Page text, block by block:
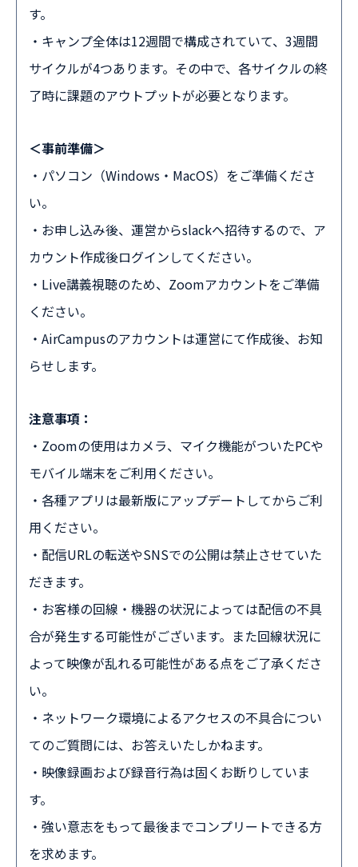
す。
・キャンプ全体は12週間で構成されていて、3週間
サイクルが4つあります。その中で、各サイクルの終
了時に課題のアウトプットが必要となります。
＜事前準備＞
・パソコン（Windows・MacOS）をご準備くださ
い。
・お申し込み後、運営からslackへ招待するので、ア
カウント作成後ログインしてください。
・Live講義視聴のため、Zoomアカウントをご準備
ください。
・AirCampusのアカウントは運営にて作成後、お知
らせします。
注意事項：
・Zoomの使用はカメラ、マイク機能がついたPCや
モバイル端末をご利用ください。
・各種アプリは最新版にアップデートしてからご利
用ください。
・配信URLの転送やSNSでの公開は禁止させていた
だきます。
・お客様の回線・機器の状況によっては配信の不具
合が発生する可能性がございます。また回線状況に
よって映像が乱れる可能性がある点をご了承くださ
い。
・ネットワーク環境によるアクセスの不具合につい
てのご質問には、お答えいたしかねます。
・映像録画および録音行為は固くお断りしていま
す。
・強い意志をもって最後までコンプリートできる方
を求めます。